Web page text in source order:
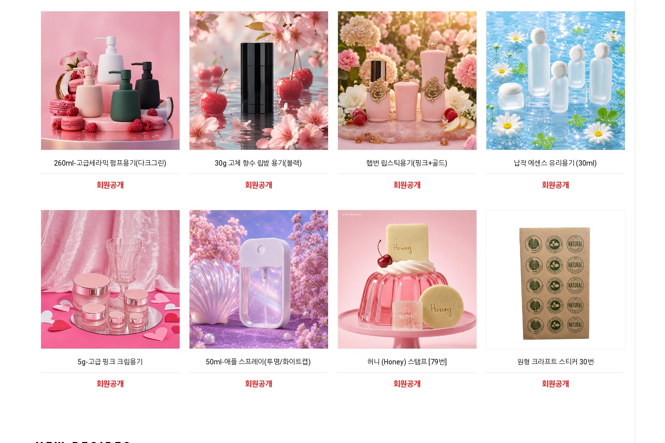
260ml-고급세라믹 펌프용기(다크그린)
회원공개
30g 고체 향수 립밤 용기(블랙)
회원공개
햅번 립스틱용기(핑크+골드)
회원공개
납작 에센스 유리용기 (30ml)
회원공개
5g-고급 핑크 크림용기
회원공개
50ml-애플 스프레이(투명/화이트캡)
회원공개
허니 (Honey) 스탬프 [79번]
회원공개
원형 크라프트 스티커 30번
회원공개